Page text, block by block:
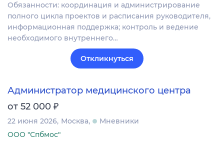
Обязанности: координация и администрирование
полного цикла проектов и расписания руководителя,
информационная поддержка; контроль и ведение
необходимого внутреннего…
Откликнуться
Администратор медицинского центра
от 52 000 ₽
22 июня 2026 Москва
Мневники
ООО "Спбмос"